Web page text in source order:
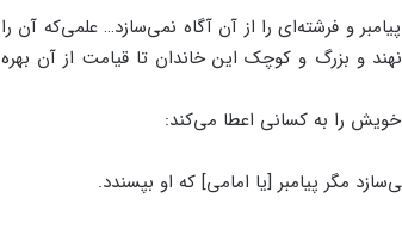
و فرشته‌ای را از آن آگاه نمی‌سازد… علمی‌که آن را
و بزرگ و کوچک این خاندان تا قیامت از آن بهره
را به کسانی اعطا می‌کند:
مگر پیامبر [یا امامی] که او بپسندد.